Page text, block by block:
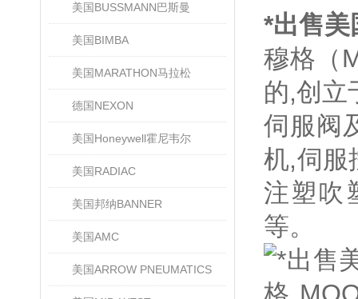
美国BUSSMANN巴斯曼
美国BIMBA
美国MARATHON马拉松
德国NEXON
美国Honeywell霍尼韦尔
美国RADIAC
美国邦纳BANNER
美国AMC
美国ARROW PNEUMATICS
*出售美
穆格（
的,创立
伺服阀
机,伺服
注塑吹
等。